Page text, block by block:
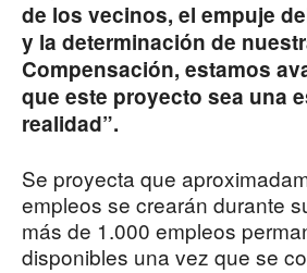
de los vecinos, el empuje
y la determinación de
Compensación, estamos
que este proyecto sea una
realidad”.
Se proyecta que
empleos se crearán durante
más de 1.000 empleos
disponibles una vez que se